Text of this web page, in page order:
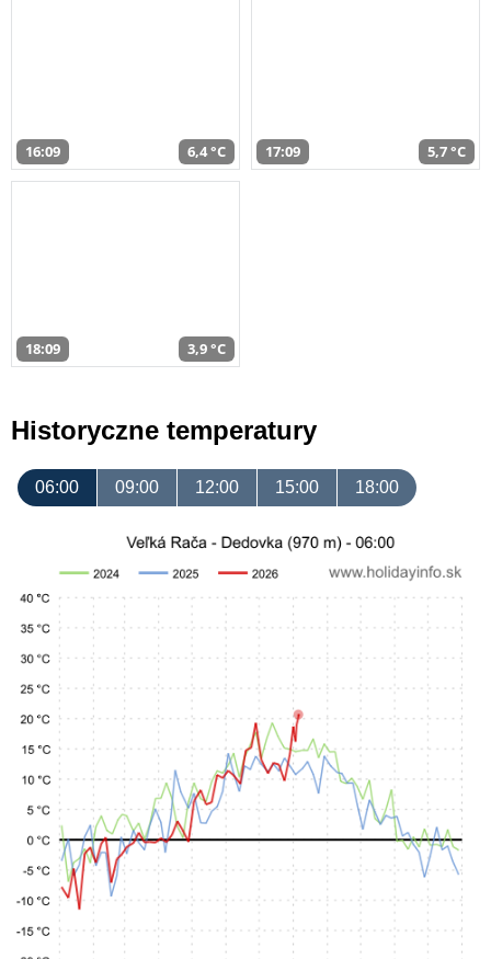
16:09 6,4 °C 17:09 5,7 °C
18:09 3,9 °C
Historyczne temperatury
06:00 09:00 12:00 15:00 18:00